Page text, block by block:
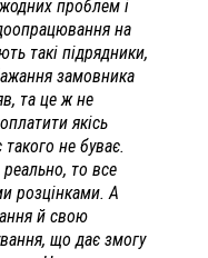
проблем і
на
такі підрядники,
замовника
та це ж не
якісь
не буває.
то все
розцінками. А
й свою
що дає змогу